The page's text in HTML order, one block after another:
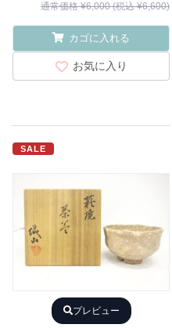
通常価格 ¥6,000 (税込 ¥6,600)
カゴに入れる
お気に入り
SALE
プレビュー